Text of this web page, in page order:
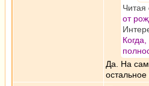
Читая
от
Да. На